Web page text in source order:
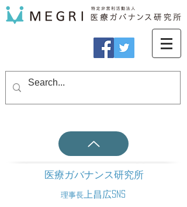
医療ガバナンス研究所
理事長 上昌広SNS